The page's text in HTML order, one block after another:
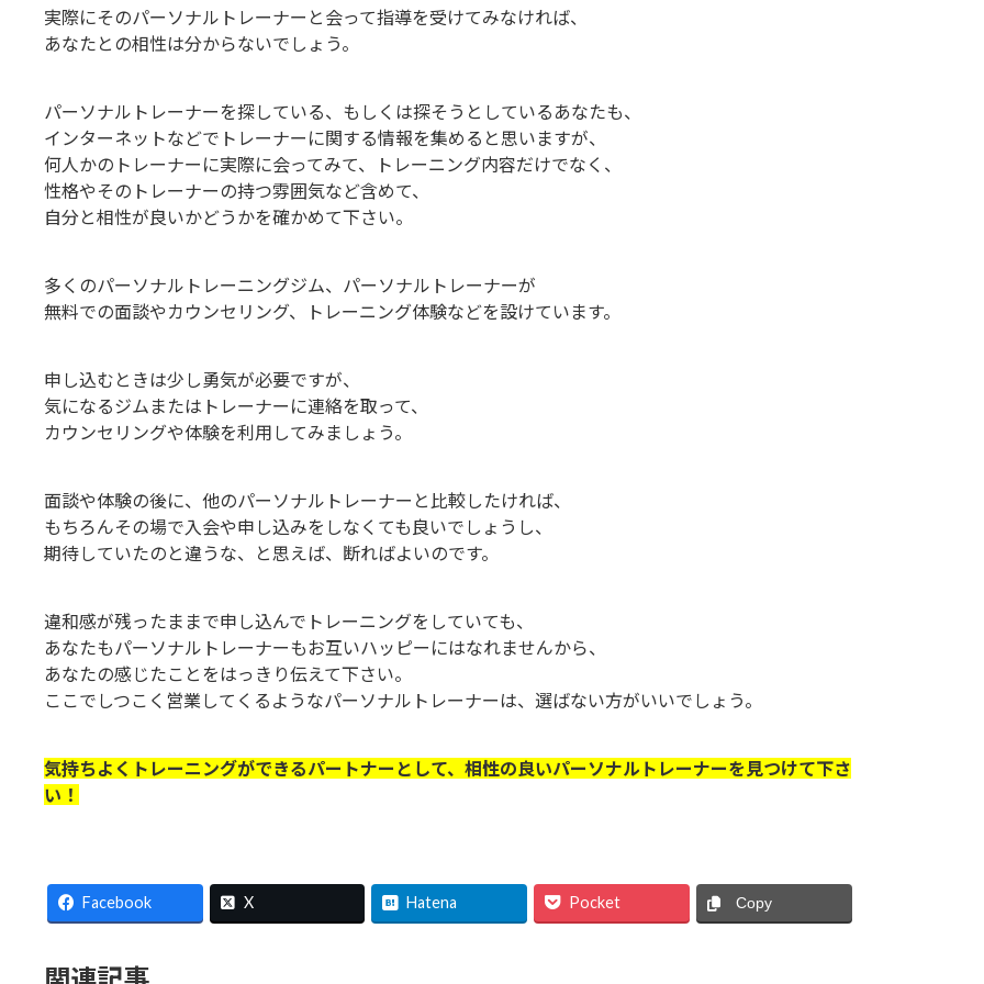
実際にそのパーソナルトレーナーと会って指導を受けてみなければ、
あなたとの相性は分からないでしょう。
パーソナルトレーナーを探している、もしくは探そうとしているあなたも、
インターネットなどでトレーナーに関する情報を集めると思いますが、
何人かのトレーナーに実際に会ってみて、トレーニング内容だけでなく、
性格やそのトレーナーの持つ雰囲気など含めて、
自分と相性が良いかどうかを確かめて下さい。
多くのパーソナルトレーニングジム、パーソナルトレーナーが
無料での面談やカウンセリング、トレーニング体験などを設けています。
申し込むときは少し勇気が必要ですが、
気になるジムまたはトレーナーに連絡を取って、
カウンセリングや体験を利用してみましょう。
面談や体験の後に、他のパーソナルトレーナーと比較したければ、
もちろんその場で入会や申し込みをしなくても良いでしょうし、
期待していたのと違うな、と思えば、断ればよいのです。
違和感が残ったままで申し込んでトレーニングをしていても、
あなたもパーソナルトレーナーもお互いハッピーにはなれませんから、
あなたの感じたことをはっきり伝えて下さい。
ここでしつこく営業してくるようなパーソナルトレーナーは、選ばない方がいいでしょう。
気持ちよくトレーニングができるパートナーとして、相性の良いパーソナルトレーナーを見つけて下さ
い！
Facebook X Hatena Pocket Copy